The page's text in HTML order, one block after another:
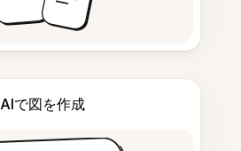
AIで図を作成